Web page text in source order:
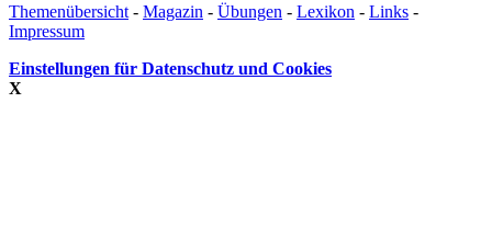
Themenübersicht - Magazin - Übungen - Lexikon - Links -
Impressum
Einstellungen für Datenschutz und Cookies
X